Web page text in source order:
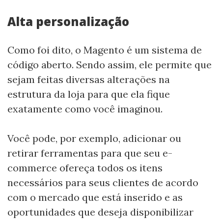
Alta personalização
Como foi dito, o Magento é um sistema de
código aberto. Sendo assim, ele permite que
sejam feitas diversas alterações na
estrutura da loja para que ela fique
exatamente como você imaginou.
Você pode, por exemplo, adicionar ou
retirar ferramentas para que seu e-
commerce ofereça todos os itens
necessários para seus clientes de acordo
com o mercado que está inserido e as
oportunidades que deseja disponibilizar